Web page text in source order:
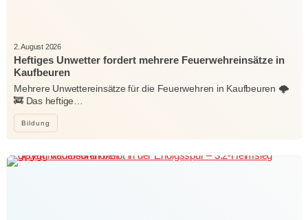
Bildung
2. August 2026
Heftiges Unwetter fordert mehrere Feuerwehreinsätze in
Kaufbeuren
Mehrere Unwettereinsätze für die Feuerwehren in Kaufbeuren 🌩️
🚒 Das heftige…